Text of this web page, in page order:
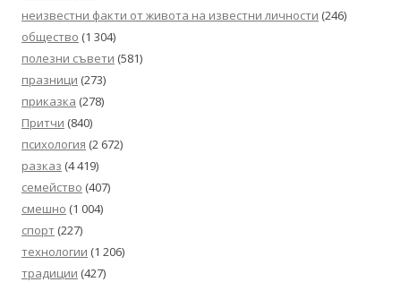
неизвестни факти от живота на известни личности (246)
общество (1 304)
полезни съвети (581)
празници (273)
приказка (278)
Притчи (840)
психология (2 672)
разказ (4 419)
семейство (407)
смешно (1 004)
спорт (227)
технологии (1 206)
традиции (427)